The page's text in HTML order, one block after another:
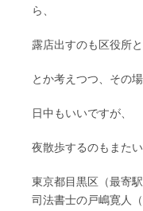
ら、
露店出すのも区役所
とか考えつつ、その
日中もいいですが、
夜散歩するのもまたい
東京都目黒区（最寄
司法書士の戸嶋寛人